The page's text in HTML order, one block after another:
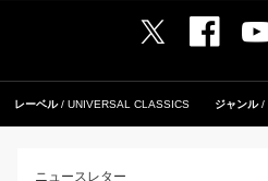
レーベル UNIVERSAL CLASSICS ジャンル
ニュースレター